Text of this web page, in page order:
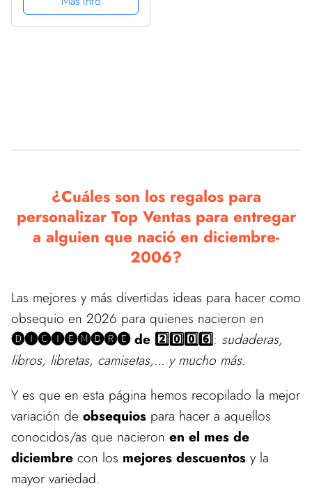
Manga Raglan
¿Cuáles son los regalos para
personalizar Top Ventas para entregar
a alguien que nació en diciembre-
2006?
Las mejores y más divertidas ideas para hacer como
obsequio en 2026 para quienes nacieron en
🅓🅘🅒🅘🅔🅜🅑🅡🅔 de 2️⃣0️⃣0️⃣6️⃣: sudaderas,
libros, libretas, camisetas,... y mucho más.
Y es que en esta página hemos recopilado la mejor
variación de obsequios para hacer a aquellos
conocidos/as que nacieron en el mes de
diciembre con los mejores descuentos y la
mayor variedad.